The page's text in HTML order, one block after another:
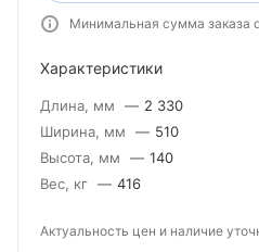
Минимальная сумма заказа
Характеристики
Длина, мм — 2 330
Ширина, мм
— 510
Высота, мм
— 140
Вес, кг — 416
Актуальность цен и наличие